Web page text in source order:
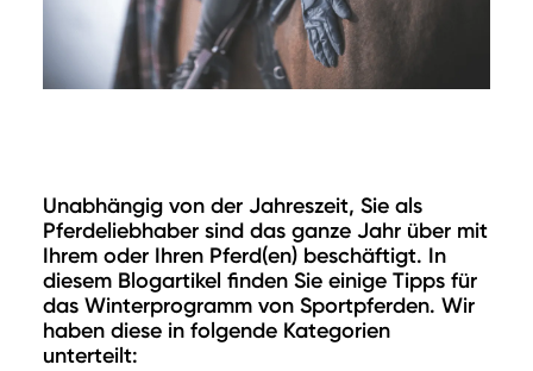
Unabhängig von der Jahreszeit, Sie als
Pferdeliebhaber sind das ganze Jahr über mit
Ihrem oder Ihren Pferd(en) beschäftigt. In
diesem Blogartikel finden Sie einige Tipps für
das Winterprogramm von Sportpferden. Wir
haben diese in folgende Kategorien
unterteilt: